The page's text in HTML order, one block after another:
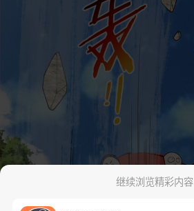
继续浏览精彩内容